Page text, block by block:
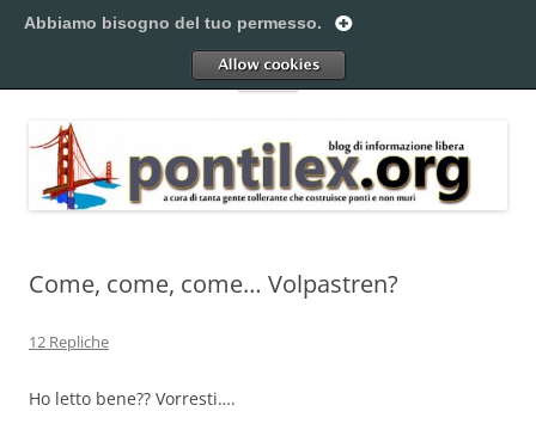
al
Pontilex
Menu
Come, come, come… Volpastren?
12 Repliche
Ho letto bene?? Vorresti….
Abbiamo bisogno del tuo permesso.